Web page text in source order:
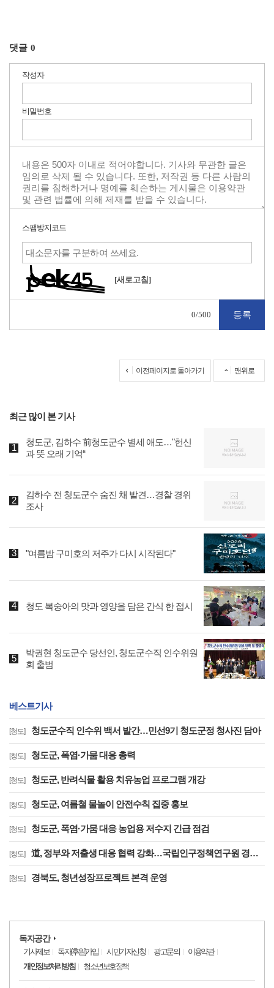
댓글 0
작성자
비밀번호
스팸방지코드
[새로고침]
0/500
이전페이지로 돌아가기 맨위로
최근 많이 본 기사
청도군, 김하수 前청도군수 별세 애도…"헌신
과 뜻 오래 기억“
김하수 전 청도군수 숨진 채 발견…경찰 경위
조사
"여름밤 구미호의 저주가 다시 시작된다"
청도 복숭아의 맛과 영양을 담은 간식 한 접시
박권현 청도군수 당선인, 청도군수직 인수위원
회 출범
베스트기사
[청도] 청도군수직 인수위 백서 발간…민선9기 청도군정 청사진 담아
[청도] 청도군, 폭염·가뭄 대응 총력
[청도] 청도군, 반려식물 활용 치유농업 프로그램 개강
[청도] 청도군, 여름철 물놀이 안전수칙 집중 홍보
[청도] 청도군, 폭염·가뭄 대응 농업용 저수지 긴급 점검
[청도] 道, 정부와 저출생 대응 협력 강화…국립인구정책연구원 경북 유치 건의
[청도] 경북도, 청년성장프로젝트 본격 운영
독자공간
기사제보 독자(후원)가입 시민기자신청 광고문의
이용약관
개인정보처리방침
청소년보호정책